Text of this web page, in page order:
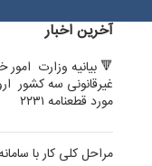
آخرین اخبار
🔻 بیانیه وزارت
غیرقانونی سه کشور
مورد قطعنامه ۲۲۳۱
مراحل کلی کار با سامانه